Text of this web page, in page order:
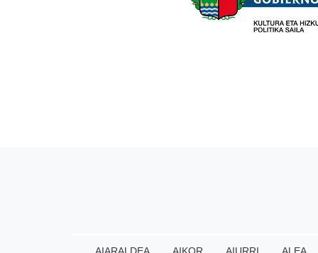
AIARALDEA AIKOR AIURRI ALEA